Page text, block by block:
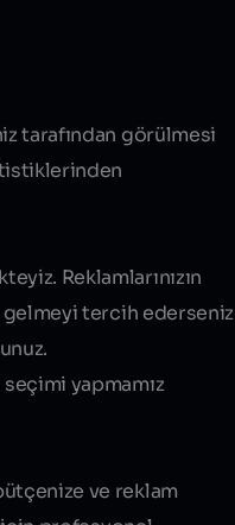
tarafından görülmesi
Reklamlarınızın
gelmeyi tercih ederseniz
yapmamız
ve reklam